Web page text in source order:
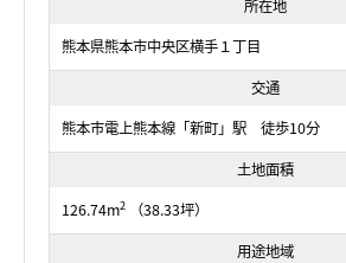
所在地
熊本県熊本市中央区横手１丁目
交通
熊本市電上熊本線「新町」駅 徒歩10分
土地面積
126.74m2
（38.33坪）
用途地域